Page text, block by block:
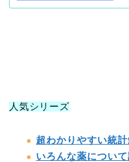
人気シリーズ
超わかりやすい統計
いろんな薬につい